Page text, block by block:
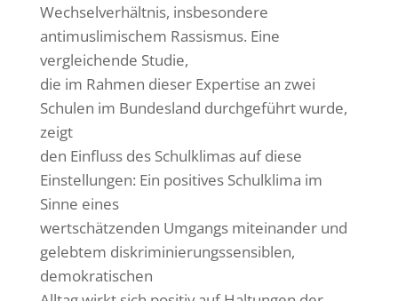
Wechselverhältnis, insbesondere
antimuslimischem Rassismus. Eine
vergleichende Studie,
die im Rahmen dieser Expertise an zwei
Schulen im Bundesland durchgeführt wurde,
zeigt
den Einfluss des Schulklimas auf diese
Einstellungen: Ein positives Schulklima im
Sinne eines
wertschätzenden Umgangs miteinander und
gelebtem diskriminierungssensiblen,
demokratischen